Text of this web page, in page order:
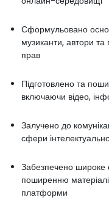
Сформульовано
музиканти, автори та
прав
Підготовлено та
включаючи відео,
Залучено до
сфери
Забезпечено широке
поширенню
платформи